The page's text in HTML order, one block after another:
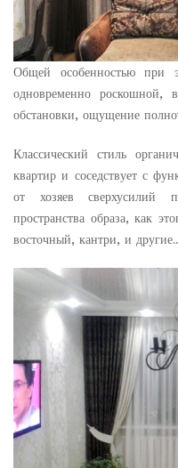
Общей особенностью при
одновременно роскошной,
обстановки, ощущение
Классический стиль
квартир и соседствует с
от хозяев сверхусилий
пространства образа, как
восточный, кантри, и другие..